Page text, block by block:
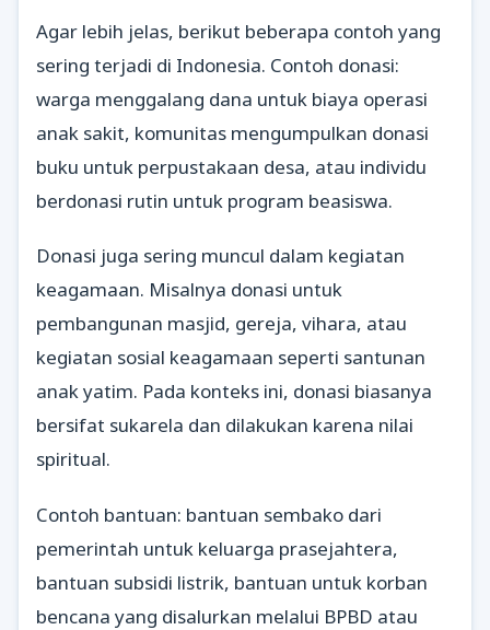
Agar lebih jelas, berikut beberapa contoh yang
sering terjadi di Indonesia. Contoh donasi:
warga menggalang dana untuk biaya operasi
anak sakit, komunitas mengumpulkan donasi
buku untuk perpustakaan desa, atau individu
berdonasi rutin untuk program beasiswa.
Donasi juga sering muncul dalam kegiatan
keagamaan. Misalnya donasi untuk
pembangunan masjid, gereja, vihara, atau
kegiatan sosial keagamaan seperti santunan
anak yatim. Pada konteks ini, donasi biasanya
bersifat sukarela dan dilakukan karena nilai
spiritual.
Contoh bantuan: bantuan sembako dari
pemerintah untuk keluarga prasejahtera,
bantuan subsidi listrik, bantuan untuk korban
bencana yang disalurkan melalui BPBD atau